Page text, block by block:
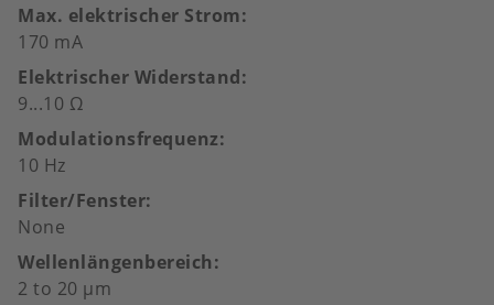
Max. elektrischer Strom
170 mA
Elektrischer Widerstand
9...10 Ω
Modulationsfrequenz
10 Hz
Filter/Fenster
None
Wellenlängenbereich
2 to 20 µm